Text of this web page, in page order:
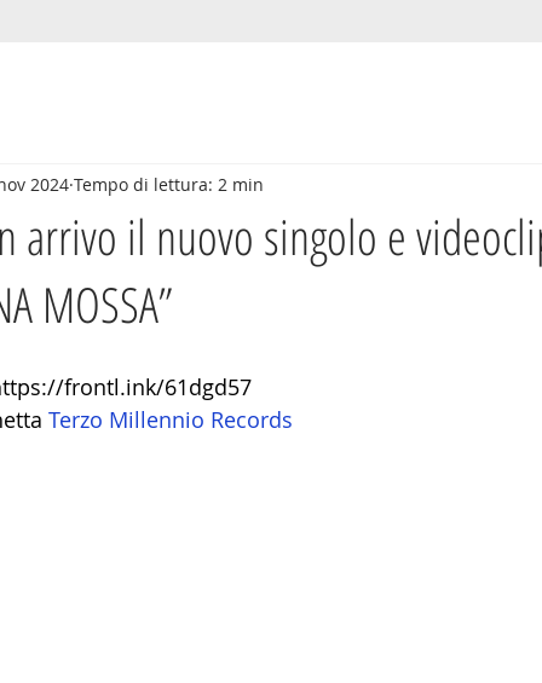
arrivo il nuovo singolo e
MOSSA”
2024 Tempo di lettura: 2 min
frontl.ink/61dgd57
Terzo Millennio Records